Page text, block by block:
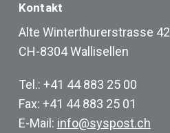
Kontakt
Alte Winterthurerstrasse 42
CH-8304 Wallisellen
Tel.: +41 44 883 25 00
Fax: +41 44 883 25 01
E-Mail: info@syspost.ch